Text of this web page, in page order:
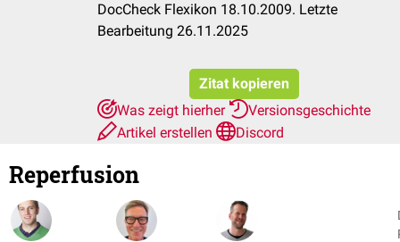
DocCheck Flexikon 18.10.2009. Letzte
Bearbeitung 26.11.2025
Zitat kopieren
Was zeigt hierher
Versionsgeschichte
Artikel erstellen
Discord
Reperfusion